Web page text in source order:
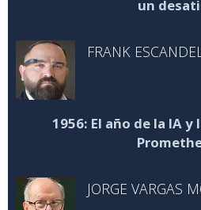
un
FRANK
1956: El año de la IA y
JORGE VARGAS